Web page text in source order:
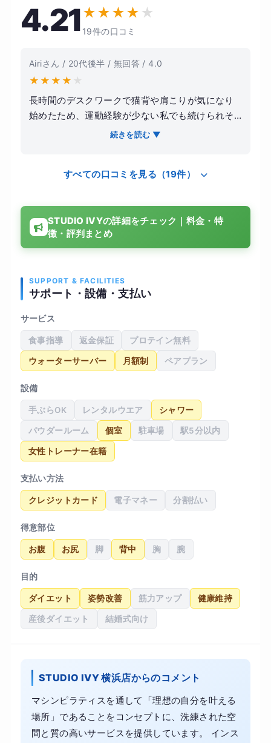
4.21★★★★ ★
19件の口コミ
Airiさん / 20代後半 / 無回答 / 4.0
★ ★ ★ ★ ★
長時間のデスクワークで猫背や肩こりが気になり
始めたため、運動経験が少ない私でも続けられそ
うなSTUDIO IVYに通うことにしました。ジムで筋
ティスを中心に行い、自分では気づかなかった身
激しい運動ではありませんが、終わった後は体幹
をしっかり使った感覚があり、毎回身体が軽くな
るのを感じました。トレーナーの説明も分かりや
すく、初心者でも安心して取り組めます。 約半年
くなったと周囲から言われるようになりました。
体重は大きく変わりませんでしたが、写真で見る
と身体のラインがすっきりして見えるようになり
ました。無理なく継続できる点が一番満足してい
ます。
続きを読む ▼
すべての口コミを見る（19件）
STUDIO IVYの詳細をチェック｜料金・特
徴・評判まとめ
SUPPORT & FACILITIES
サポート・設備・支払い
サービス
食事指導 返金保証 プロテイン無料
ウォーターサーバー 月額制 ペアプラン
設備
手ぶらOK レンタルウエア シャワー
パウダールーム 個室 駐車場 駅5分以内
女性トレーナー在籍
支払い方法
クレジットカード 電子マネー 分割払い
得意部位
お腹 お尻 脚 背中 胸 腕
目的
ダイエット 姿勢改善 筋力アップ 健康維持
産後ダイエット 結婚式向け
STUDIO IVY 横浜店からのコメント
マシンピラティスを通して「理想の自分を叶える
場所」であることをコンセプトに、洗練された空
間と質の高いサービスを提供しています。 インス